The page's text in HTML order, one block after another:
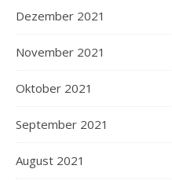
Dezember 2021
November 2021
Oktober 2021
September 2021
August 2021